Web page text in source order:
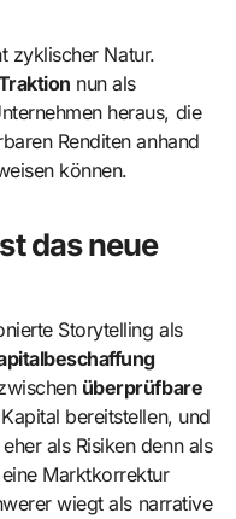
zyklischer Natur.
nun als
heraus, die
Renditen anhand
können.
das neue
Storytelling als
überprüfbare
bereitstellen, und
als Risiken denn als
Marktkorrektur
wiegt als narrative